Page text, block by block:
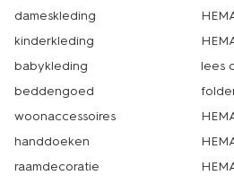
dameskleding
kinderkleding
babykleding
beddengoed
woonaccessoires
handdoeken
raamdecoratie
lees